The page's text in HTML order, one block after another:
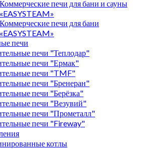
Коммерческие печи для бани и сауны
«EASYSTEAM»
Коммерческие печи для бани
«EASYSTEAM»
печи
печи "Теплодар"
печи "Ермак"
печи "TMF"
печи "Бренеран"
печи "Берёзка"
печи "Везувий"
печи "Прометалл"
печи "Fireway"
котлы